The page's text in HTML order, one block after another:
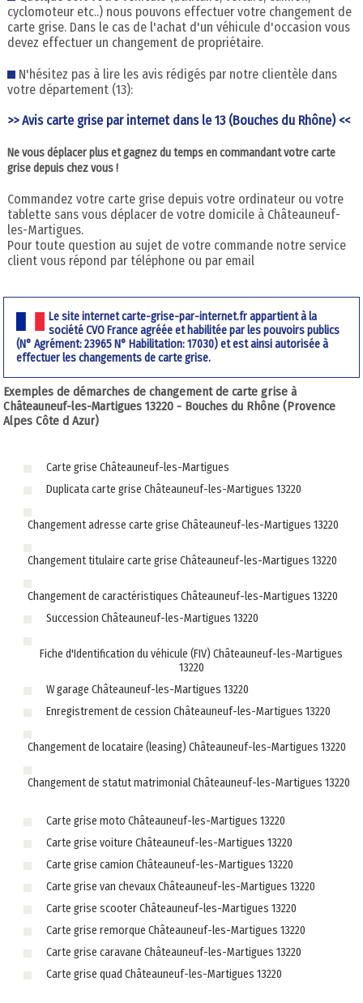
cyclomoteur etc..) nous pouvons effectuer votre changement de
carte grise. Dans le cas de l'achat d'un véhicule d'occasion vous
devez effectuer un changement de propriétaire.
N'hésitez pas à lire les avis rédigés par notre clientèle dans
votre département (13):
>> Avis carte grise par internet dans le 13 (Bouches du Rhône) <<
Ne vous déplacer plus et gagnez du temps en commandant votre carte
grise depuis chez vous !
Commandez votre carte grise depuis votre ordinateur ou votre
tablette sans vous déplacer de votre domicile à Châteauneuf-
les-Martigues.
Pour toute question au sujet de votre commande notre service
client vous répond par téléphone ou par email
Le site internet carte-grise-par-internet.fr appartient à la
société CVO France agréée et habilitée par les pouvoirs publics
(N° Agrément: 23965 N° Habilitation: 17030) et est ainsi autorisée à
effectuer les changements de carte grise.
Exemples de démarches de changement de carte grise à
Châteauneuf-les-Martigues 13220 - Bouches du Rhône (Provence
Alpes Côte d Azur)
Carte grise Châteauneuf-les-Martigues
Duplicata carte grise Châteauneuf-les-Martigues 13220
Changement adresse carte grise Châteauneuf-les-Martigues 13220
Changement titulaire carte grise Châteauneuf-les-Martigues 13220
Changement de caractéristiques Châteauneuf-les-Martigues 13220
Succession Châteauneuf-les-Martigues 13220
Fiche d'Identification du véhicule (FIV) Châteauneuf-les-Martigues
13220
W garage Châteauneuf-les-Martigues 13220
Enregistrement de cession Châteauneuf-les-Martigues 13220
Changement de locataire (leasing) Châteauneuf-les-Martigues 13220
Changement de statut matrimonial Châteauneuf-les-Martigues 13220
Carte grise moto Châteauneuf-les-Martigues 13220
Carte grise voiture Châteauneuf-les-Martigues 13220
Carte grise camion Châteauneuf-les-Martigues 13220
Carte grise van chevaux Châteauneuf-les-Martigues 13220
Carte grise scooter Châteauneuf-les-Martigues 13220
Carte grise remorque Châteauneuf-les-Martigues 13220
Carte grise caravane Châteauneuf-les-Martigues 13220
Carte grise quad Châteauneuf-les-Martigues 13220